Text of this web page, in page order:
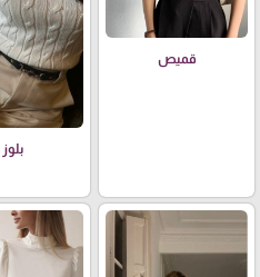
قميص
بلوز